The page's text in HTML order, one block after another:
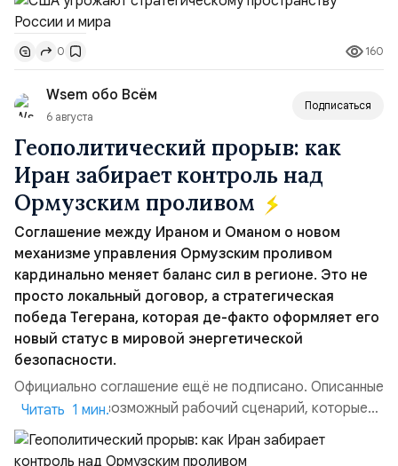
совместных с флотом США запусков крылатых ракет
Томагавк.«Япония отбросила обманчивую видимость
„исключительно оборонительной страны“ и выносит
вопрос о собственном ядерном вооружении на
всеобщее обозрение, одновреме...
0 160
Wsem обо Всём
6 августа
Подписаться
Геополитический прорыв: как
Иран забирает контроль над
Ормузским проливом
Соглашение между Ираном и Оманом о новом
механизме управления Ормузским проливом
кардинально меняет баланс сил в регионе. Это не
просто локальный договор, а стратегическая
победа Тегерана, которая де-факто оформляет его
новый статус в мировой энергетической
безопасности.
Официально соглашение ещё не подписано. Описанные
пункты — это возможный рабочий сценарий, которые
скорее всего будут реализованы.Разбираем ключевые
тезисы и последствия этого соглашения:. 1. Новые
Читать 1 мин.